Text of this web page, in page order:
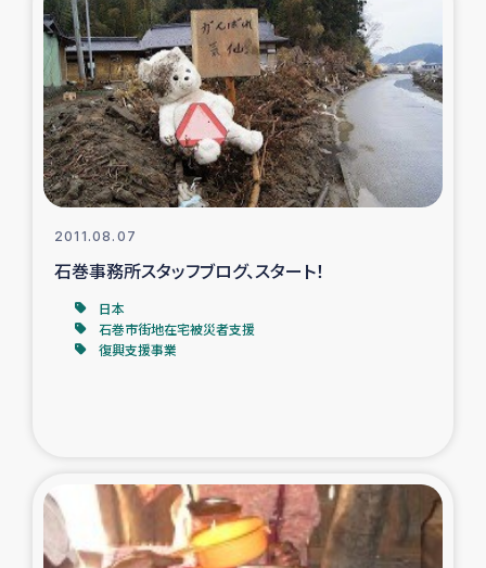
ガザ地区での公園の緑化を通じた支援事業
ガザ地区における被災住民への緊急支援
ガザ地区酪農を通した女性グループの生計支援
ふりかけ普及と食生活改善による栄養改善事業
女性の生計向上を通じた子どもの栄養改善事業
トルコ・シリア地震被災者支援
2011.08.07
石巻事務所スタッフブログ、スタート！
日本
石巻市街地在宅被災者支援
復興支援事業